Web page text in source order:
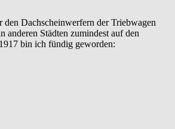
Dachscheinwerfern der Triebwagen
anderen Städten zumindest auf den
bin ich fündig geworden: